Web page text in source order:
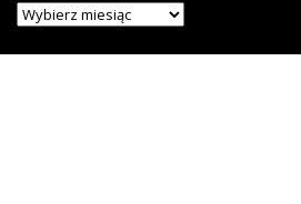
Z
ARCHIWUM
D